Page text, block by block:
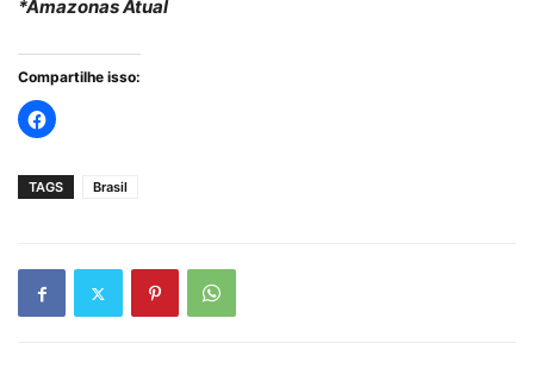
*Amazonas Atual
Compartilhe isso:
TAGS Brasil